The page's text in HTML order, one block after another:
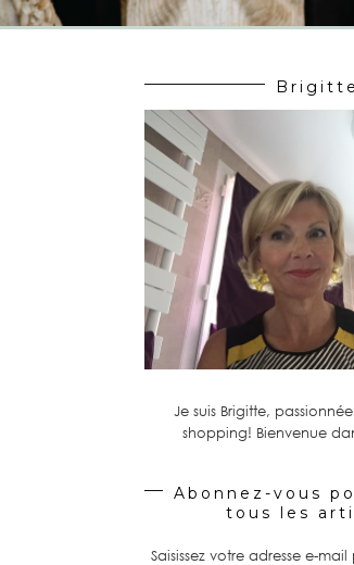
Brigitte
Je suis Brigitte,
shopping! Bienvenue
Abonnez-vous
tous les
Saisissez votre adresse e-